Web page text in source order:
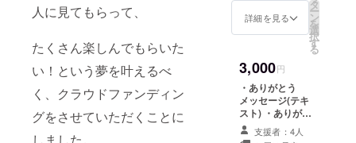
人に見てもらって、
たくさん楽しんでもらいた
い！という夢を叶えるべ
く、クラウドファンディン
グをさせていただくことに
デビューショー
ケース エンディ
記載 (備考欄に記
名前をご記入く
ださい。) ・
VRChat用 海 夏
青クラファン支
援者缶バッチ
FBX ・VRChat
詳細を見る
タ
ー
ン
を
選
択
す
る
3,000円
・ありがとう
メッセージ(テキ
スト) ・ありがと
うメッセージ
(ムービー) ・フ
支援者：4人